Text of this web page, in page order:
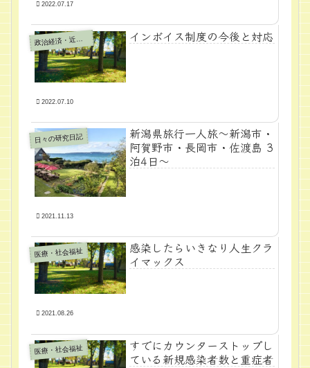
2022.07.17
政
治経済・近代学問 インボイス制度の今後と対応
2022.07.10
日々の研究日記
新潟県旅行一人旅～新潟市・
阿賀野市・長岡市・佐渡島 3
泊4日～
2021.11.13
医療・社会福祉
感染したらいきなり人生クラ
イマックス
2021.08.26
医療・社会福祉
すでにカウンターストップし
ている新規感染者数と重症者